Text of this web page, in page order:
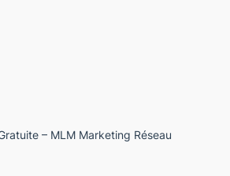
– MLM Marketing Réseau